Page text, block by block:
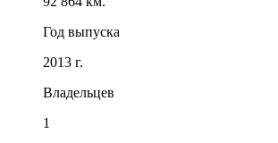
Год выпуска
2013 г.
Владельцев
1